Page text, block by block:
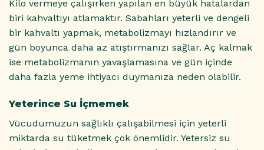
Kilo vermeye çalışırken yapılan en büyük hatalardan
biri kahvaltıyı atlamaktır. Sabahları yeterli ve dengeli
bir kahvaltı yapmak, metabolizmayı hızlandırır ve
gün boyunca daha az atıştırmanızı sağlar. Aç kalmak
ise metabolizmanın yavaşlamasına ve gün içinde
daha fazla yeme ihtiyacı duymanıza neden olabilir.
Yeterince Su İçmemek
Vücudumuzun sağlıklı çalışabilmesi için yeterli
miktarda su tüketmek çok önemlidir. Yetersiz su